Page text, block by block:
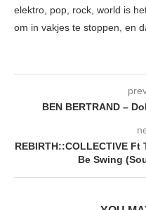
elektro, pop, rock, world is
om in vakjes te stoppen, en
BEN BERTRAND –
REBIRTH::COLLECTIVE Ft
Be Swing